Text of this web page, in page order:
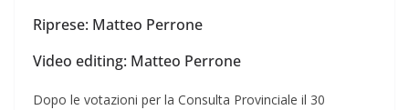
Riprese: Matteo Perrone
Video editing: Matteo Perrone
Dopo le votazioni per la Consulta Provinciale il 30